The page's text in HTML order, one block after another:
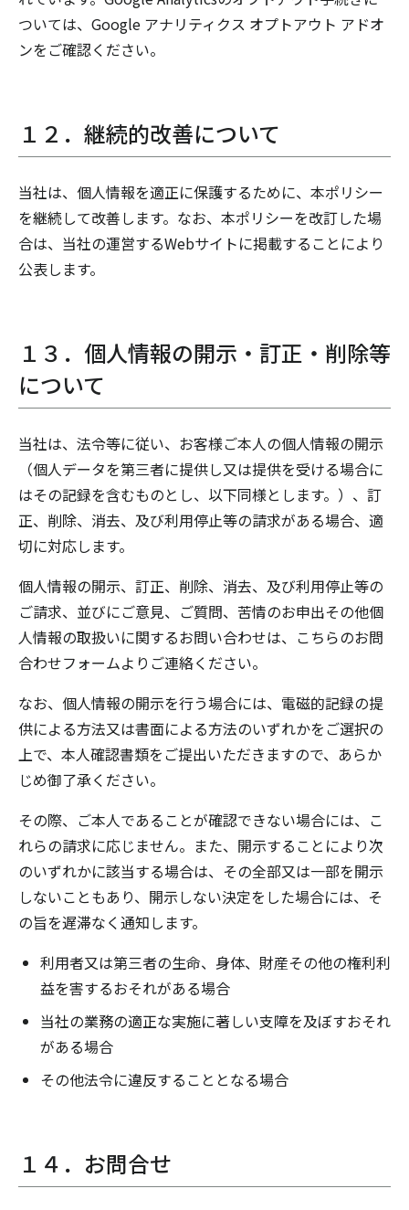
ついては、Google アナリティクス オプトアウト アドオ
ンをご確認ください。
１２．継続的改善について
当社は、個人情報を適正に保護するために、本ポリシー
を継続して改善します。なお、本ポリシーを改訂した場
合は、当社の運営するWebサイトに掲載することにより
公表します。
１３．個人情報の開示・訂正・削除等
について
当社は、法令等に従い、お客様ご本人の個人情報の開示
（個人データを第三者に提供し又は提供を受ける場合に
はその記録を含むものとし、以下同様とします。）、訂
正、削除、消去、及び利用停止等の請求がある場合、適
切に対応します。
個人情報の開示、訂正、削除、消去、及び利用停止等の
ご請求、並びにご意見、ご質問、苦情のお申出その他個
人情報の取扱いに関するお問い合わせは、こちらのお問
合わせフォームよりご連絡ください。
なお、個人情報の開示を行う場合には、電磁的記録の提
供による方法又は書面による方法のいずれかをご選択の
上で、本人確認書類をご提出いただきますので、あらか
じめ御了承ください。
その際、ご本人であることが確認できない場合には、こ
れらの請求に応じません。また、開示することにより次
のいずれかに該当する場合は、その全部又は一部を開示
しないこともあり、開示しない決定をした場合には、そ
の旨を遅滞なく通知します。
利用者又は第三者の生命、身体、財産その他の権利利
益を害するおそれがある場合
当社の業務の適正な実施に著しい支障を及ぼすおそれ
がある場合
その他法令に違反することとなる場合
１４．お問合せ